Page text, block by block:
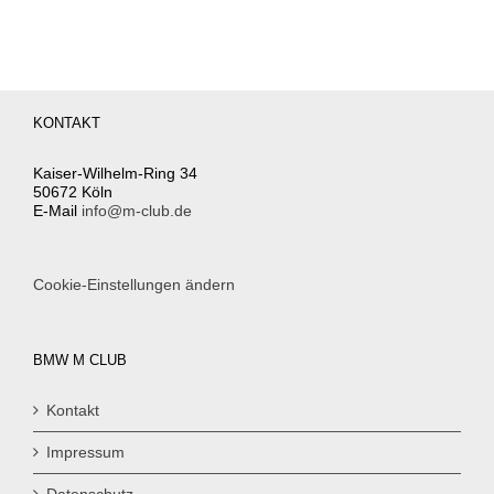
KONTAKT
Kaiser-Wilhelm-Ring 34
50672 Köln
E-Mail info@m-club.de
Cookie-Einstellungen ändern
BMW M CLUB
Kontakt
Impressum